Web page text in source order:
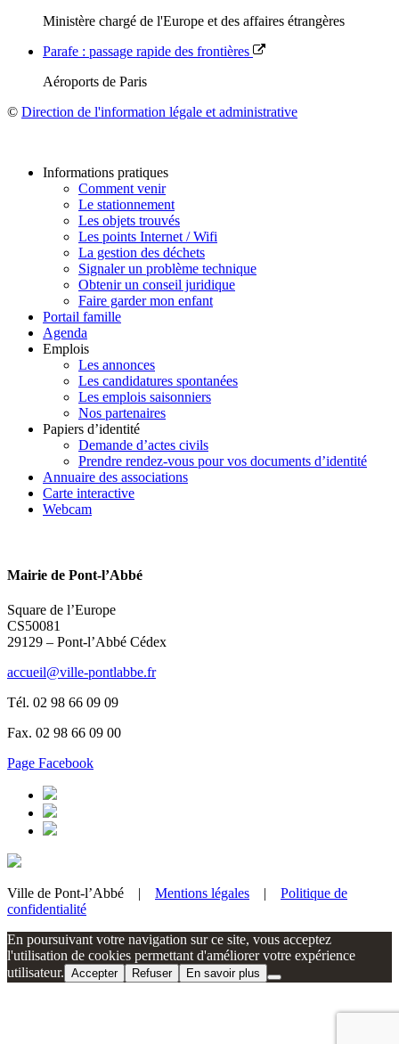
Ministère chargé de l'Europe et des affaires étrangères
Parafe : passage rapide des frontières
Aéroports de Paris
© Direction de l'information légale et administrative
Informations pratiques
Comment venir
Le stationnement
Les objets trouvés
Les points Internet / Wifi
La gestion des déchets
Signaler un problème technique
Obtenir un conseil juridique
Faire garder mon enfant
Portail famille
Agenda
Emplois
Les annonces
Les candidatures spontanées
Les emplois saisonniers
Nos partenaires
Papiers d’identité
Demande d’actes civils
Prendre rendez-vous pour vos documents d’identité
Annuaire des associations
Carte interactive
Webcam
Mairie de Pont-l’Abbé
Square de l’Europe
CS50081
29129 – Pont-l’Abbé Cédex
accueil@ville-pontlabbe.fr
Tél. 02 98 66 09 09
Fax. 02 98 66 09 00
Page Facebook
Ville de Pont-l’Abbé | Mentions légales | Politique de
confidentialité
En poursuivant votre navigation sur ce site, vous acceptez
l'utilisation de cookies permettant d'améliorer votre expérience
utilisateur. Accepter Refuser En savoir plus